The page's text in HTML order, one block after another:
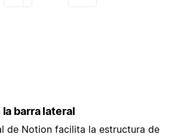
barra lateral
de Notion facilita la estructura de